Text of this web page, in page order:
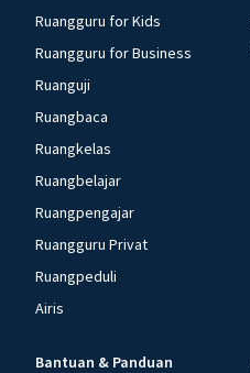
Ruangguru for Kids
Ruangguru for Business
Ruanguji
Ruangbaca
Ruangkelas
Ruangbelajar
Ruangpengajar
Ruangguru Privat
Ruangpeduli
Airis
Bantuan & Panduan